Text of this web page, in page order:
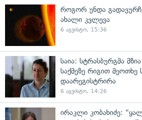
როგორ უნდა
ახალი კვლევა
6 აგვისტო, 15:36
საია: სტრასბურგმა
საქმეზე რიგით მეოთხე
დაარეგისტრირა
6 აგვისტო, 14:26
ირაკლი კობახიძე: